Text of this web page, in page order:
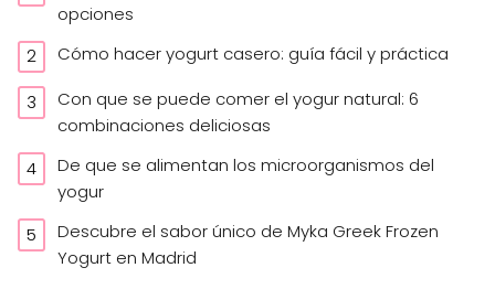
opciones
Cómo hacer yogurt casero: guía fácil y práctica
Con que se puede comer el yogur natural: 6
combinaciones deliciosas
De que se alimentan los microorganismos del
yogur
Descubre el sabor único de Myka Greek Frozen
Yogurt en Madrid